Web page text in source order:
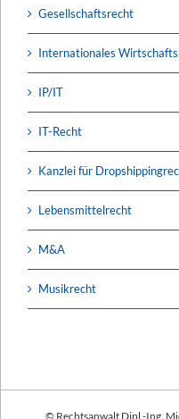
Gesellschaftsrecht
Internationales
IP/IT
IT-Recht
Kanzlei für
Lebensmittelrecht
M&A
Musikrecht
© Rechtsanwalt Dipl.-Ing.